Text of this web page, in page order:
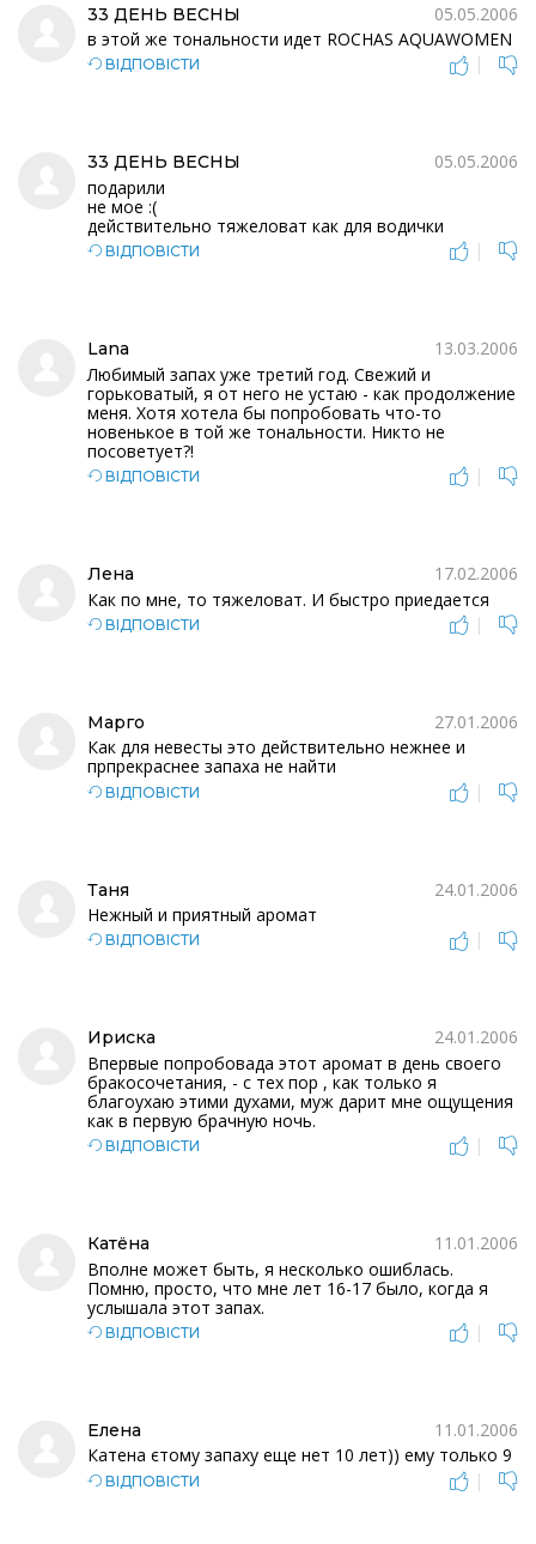
33 ДЕНЬ ВЕСНЫ
05.05.2006
в этой же тональности идет ROCHAS AQUAWOMEN
ВІДПОВІСТИ |
33 ДЕНЬ ВЕСНЫ
05.05.2006
подарили
не мое :(
действительно тяжеловат как для водички
ВІДПОВІСТИ |
Lana
13.03.2006
Любимый запах уже третий год. Свежий и
горьковатый, я от него не устаю - как продолжение
меня. Хотя хотела бы попробовать что-то
новенькое в той же тональности. Никто не
посоветует?!
ВІДПОВІСТИ |
Лена
17.02.2006
Как по мне, то тяжеловат. И быстро приедается
ВІДПОВІСТИ |
Марго
27.01.2006
Как для невесты это действительно нежнее и
прпрекраснее запаха не найти
ВІДПОВІСТИ |
Таня
24.01.2006
Нежный и приятный аромат
ВІДПОВІСТИ |
Ириска
24.01.2006
Впервые попробовада этот аромат в день своего
бракосочетания, - с тех пор , как только я
благоухаю этими духами, муж дарит мне ощущения
как в первую брачную ночь.
ВІДПОВІСТИ |
Катёна
11.01.2006
Вполне может быть, я несколько ошиблась.
Помню, просто, что мне лет 16-17 было, когда я
услышала этот запах.
ВІДПОВІСТИ |
Елена
11.01.2006
Катена єтому запаху еще нет 10 лет)) ему только 9
ВІДПОВІСТИ |